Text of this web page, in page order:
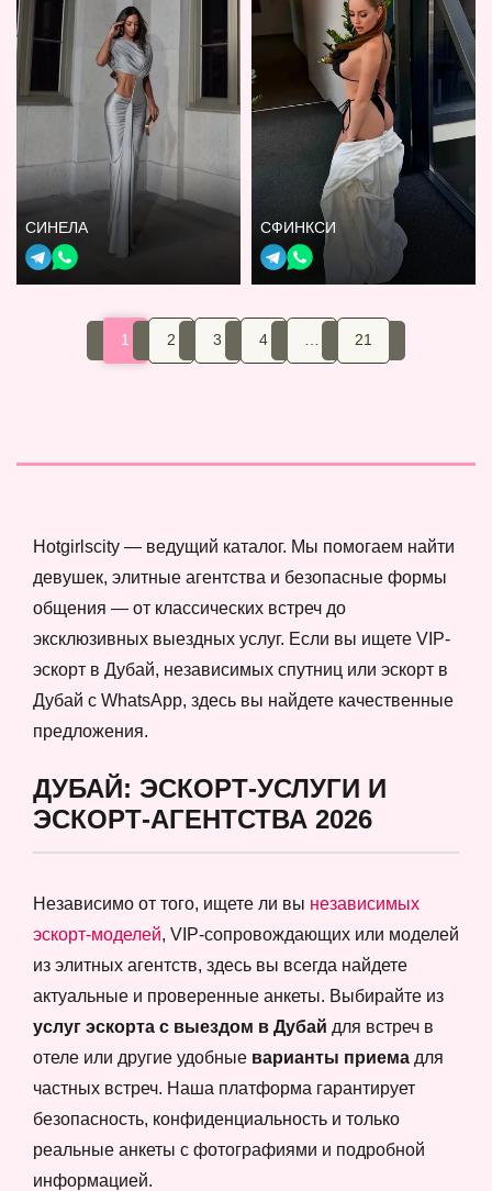
СИНЕЛА СФИНКСИ
1 2 3 4 21
Hotgirlscity — ведущий каталог. Мы помогаем найти
девушек, элитные агентства и безопасные формы
общения — от классических встреч до
эксклюзивных выездных услуг. Если вы ищете VIP-
эскорт в Дубай, независимых спутниц или эскорт в
Дубай с WhatsApp, здесь вы найдете качественные
предложения.
ДУБАЙ: ЭСКОРТ-УСЛУГИ И
ЭСКОРТ-АГЕНТСТВА 2026
Независимо от того, ищете ли вы независимых
эскорт-моделей, VIP-сопровождающих или моделей
из элитных агентств, здесь вы всегда найдете
актуальные и проверенные анкеты. Выбирайте из
услуг эскорта с выездом в Дубай для встреч в
отеле или другие удобные варианты приема для
частных встреч. Наша платформа гарантирует
безопасность, конфиденциальность и только
реальные анкеты с фотографиями и подробной
информацией.